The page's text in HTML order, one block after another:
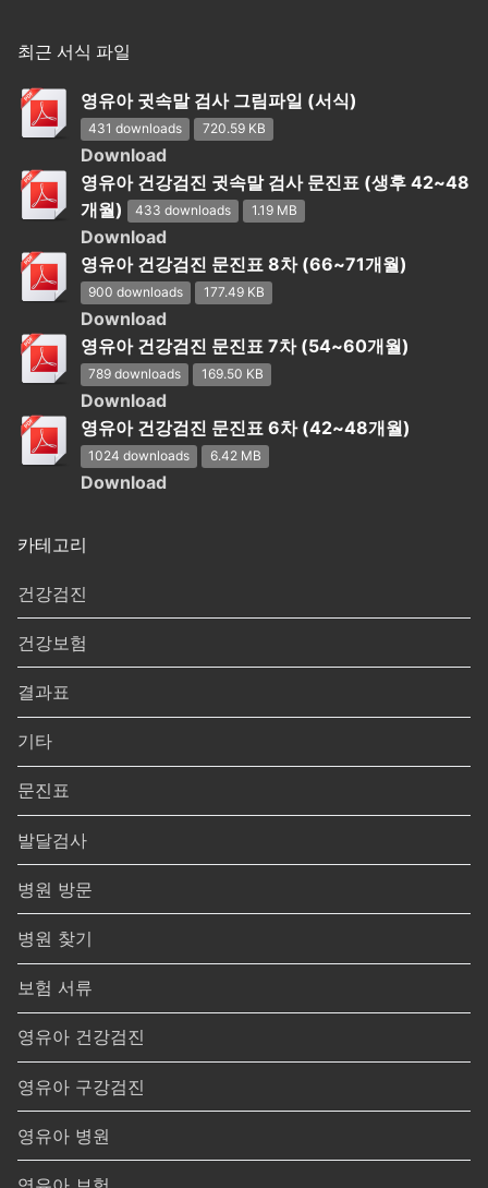
최근 서식 파일
영유아 귓속말 검사 그림파일 (서식)
431 downloads 720.59 KB
Download
영유아 건강검진 귓속말 검사 문진표 (생후 42~48
개월)
433 downloads 1.19 MB
Download
영유아 건강검진 문진표 8차 (66~71개월)
900 downloads 177.49 KB
Download
영유아 건강검진 문진표 7차 (54~60개월)
789 downloads 169.50 KB
Download
영유아 건강검진 문진표 6차 (42~48개월)
1024 downloads 6.42 MB
Download
카테고리
건강검진
건강보험
결과표
기타
문진표
발달검사
병원 방문
병원 찾기
보험 서류
영유아 건강검진
영유아 구강검진
영유아 병원